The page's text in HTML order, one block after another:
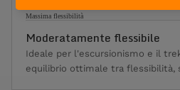
Massima flessibilità
Moderatamente flessibile
Ideale per l'escursionismo e il
equilibrio ottimale tra flessibilità,